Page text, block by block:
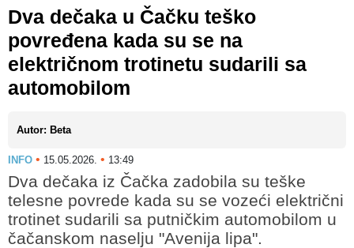
Dva dečaka u Čačku teško
povređena kada su se na
električnom trotinetu sudarili sa
automobilom
Autor: Beta
INFO • 15.05.2026. • 13:49
Dva dečaka iz Čačka zadobila su teške
telesne povrede kada su se vozeći električni
trotinet sudarili sa putničkim automobilom u
čačanskom naselju "Avenija lipa".